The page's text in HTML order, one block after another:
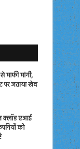
माफी मांगी,
जताया खेद
क्लॉड एआई
को